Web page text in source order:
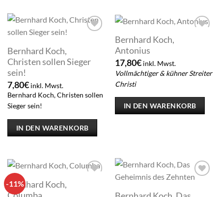
Bernhard Koch,
Christen sollen Sieger
sein!
7,80€ inkl. Mwst.
Bernhard Koch, Christen sollen
Sieger sein!
IN DEN WARENKORB
Bernhard Koch,
Antonius
17,80€ inkl. Mwst.
Vollmächtiger & kühner Streiter
Christi
IN DEN WARENKORB
-11%
Bernhard Koch,